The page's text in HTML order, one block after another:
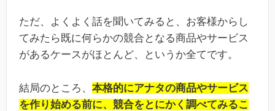
ただ、よくよく話を聞いてみると、お客様からし
てみたら既に何らかの競合となる商品やサービス
があるケースがほとんど、というか全てです。
結局のところ、 本格的にアナタの商品やサービス
を作り始める前に、競合をとにかく調べてみるこ